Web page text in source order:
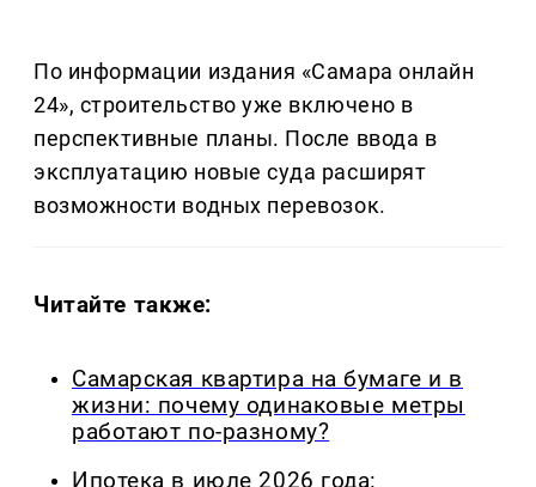
По информации издания «Самара онлайн
24», строительство уже включено в
перспективные планы. После ввода в
эксплуатацию новые суда расширят
возможности водных перевозок.
Читайте также:
Самарская квартира на бумаге и в
жизни: почему одинаковые метры
работают по-разному?
Ипотека в июле 2026 года: